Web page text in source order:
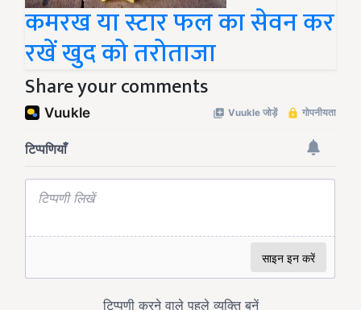
कमरख या स्टार फल का सेवन कर
रखें खुद को तरोताजा
Share your comments